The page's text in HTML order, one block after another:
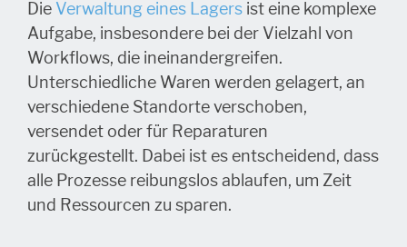
Die Verwaltung eines Lagers ist eine komplexe
Aufgabe, insbesondere bei der Vielzahl von
Workflows, die ineinandergreifen.
Unterschiedliche Waren werden gelagert, an
verschiedene Standorte verschoben,
versendet oder für Reparaturen
zurückgestellt. Dabei ist es entscheidend, dass
alle Prozesse reibungslos ablaufen, um Zeit
und Ressourcen zu sparen.